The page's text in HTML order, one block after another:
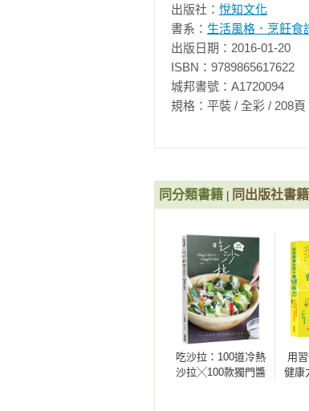
雪耳雪梨無花果瘦肉湯
葛根雙豆蘿蔔排骨湯
雪梨芡實桂圓排骨湯
木瓜地瓜玉米排骨湯
蘿蔔菜乾南北杏排骨湯
烤奶油瓜酸奶油湯佐脆豬
客家糯米酒煮雞
沙參淮山雪耳雞湯
金針白背木耳瑤柱雞湯
北耆黨蔘淮山牛肉湯
蘿蔔牛肉湯
蘇格蘭羊肉湯
馬鈴薯大蔥湯
烤南瓜奶油瓜湯
Column……自家製烘南
Column……自家製香烤
栗子蘋果濃湯
出版社： 悅知文化
書系： 生活風格．烹飪食
出版日期：2016-01-20
ISBN：9789865617622
城邦書號：A1720094
規格：平裝 / 全彩 /
同分類書籍 同出版社書籍
吃沙拉：100道冷熱
沙拉╳100款獨門醬
用
健康